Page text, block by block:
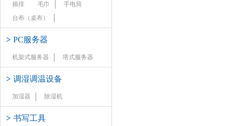
插排
毛巾
手电筒
台布（桌布）
> PC服务器
机架式服务器 塔式服务器
> 调湿调温设备
加湿器 除湿机
> 书写工具